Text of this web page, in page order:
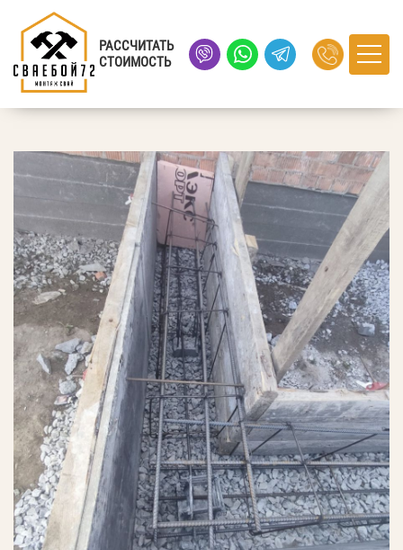
РАССЧИТАТЬ
СТОИМОСТЬ
Главная›
мкр Казарово, город Тюмень